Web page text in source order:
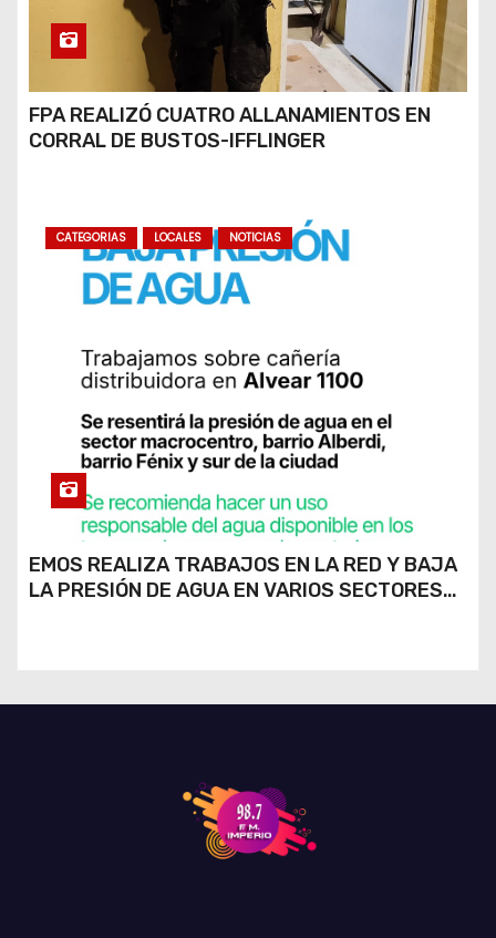
FPA REALIZÓ CUATRO ALLANAMIENTOS EN
CORRAL DE BUSTOS-IFFLINGER
CATEGORIAS LOCALES NOTICIAS
EMOS REALIZA TRABAJOS EN LA RED Y BAJA
LA PRESIÓN DE AGUA EN VARIOS SECTORES